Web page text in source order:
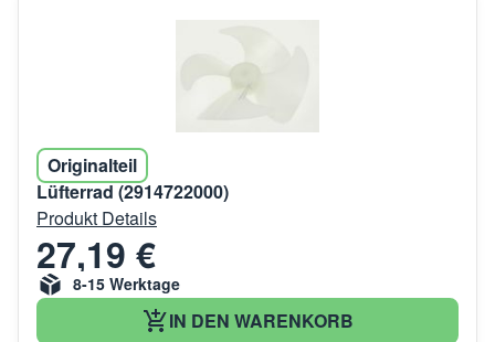
Originalteil
Lüfterrad (2914722000)
Produkt Details
27,19 €
8-15 Werktage
IN DEN WARENKORB